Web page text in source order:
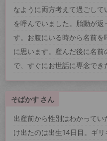
なように両方考えて過ごし
を呼んでいました。胎動が
す。お腹にいる時から名前を
に思います。産んだ後に名
で、すぐにお世話に専念でき
そばかす さん
出産前から性別はわかって
け出たのは出生14日目。ギ